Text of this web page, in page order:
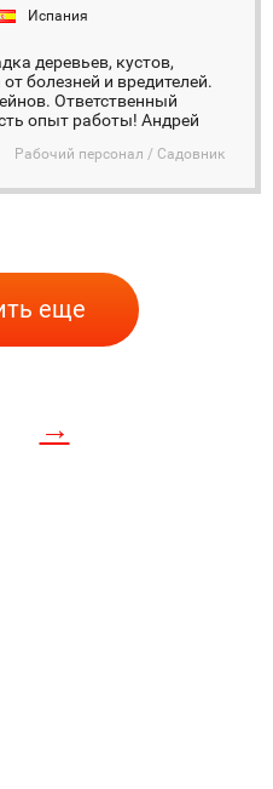
Испания
деревьев, кустов,
болезней и вредителей.
Ответственный
опыт работы! Андрей
Рабочий персонал / Садовник
еще
→